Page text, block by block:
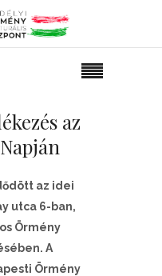
az
az idei
utca 6-ban,
Örmény
A
Örmény